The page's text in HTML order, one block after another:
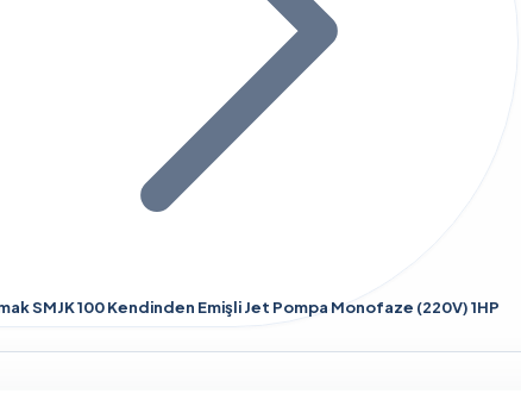
SMJK 100 Kendinden Emişli Jet Pompa Monofaze (220V) 1HP